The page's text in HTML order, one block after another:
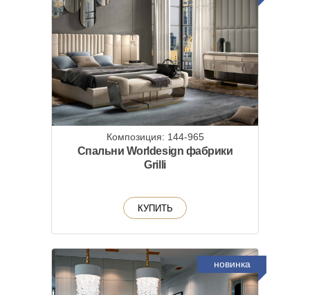
Композиция: 144-965
Cпальни Worldesign фабрики
Grilli
КУПИТЬ
новинка